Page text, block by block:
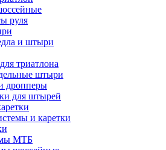
руля
и штыри
триатлона
штыри
дропперы
для штырей
и каретки
МТБ